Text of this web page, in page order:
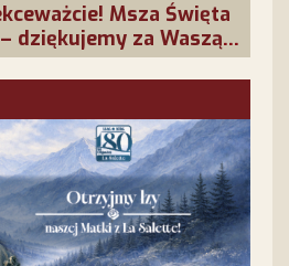
Msza Święta
dziękujemy za Waszą